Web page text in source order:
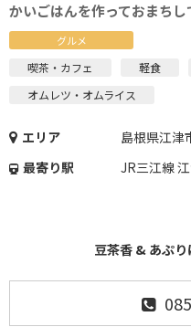
かいごはんを作っておまちし
グルメ
喫茶・カフェ 軽食
オムレツ・オムライス
エリア
島根県江津
最寄り駅
JR三江線
豆茶香 & あぷり